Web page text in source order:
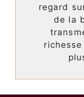
regard
de la